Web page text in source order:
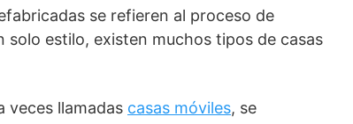
se refieren al proceso de
solo estilo, existen muchos tipos de casas
veces llamadas casas móviles, se